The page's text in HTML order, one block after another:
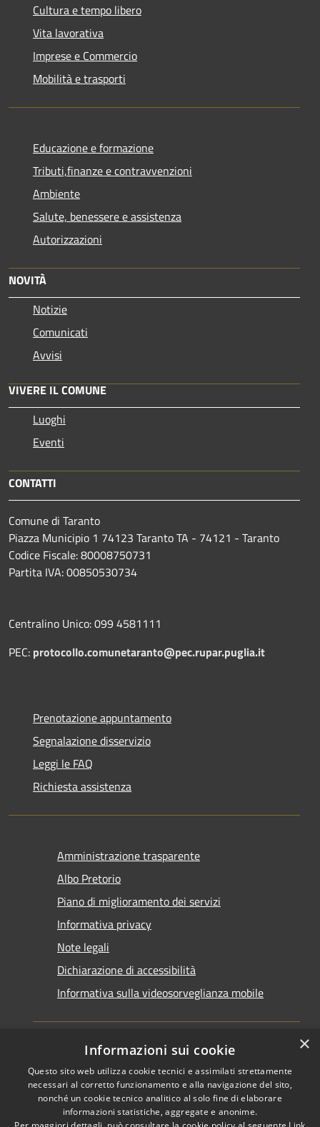
Cultura e tempo libero
Vita lavorativa
Imprese e Commercio
Mobilità e trasporti
Educazione e formazione
Tributi,finanze e contravvenzioni
Ambiente
Salute, benessere e assistenza
Autorizzazioni
NOVITÀ
Notizie
Comunicati
Avvisi
VIVERE IL COMUNE
Luoghi
Eventi
CONTATTI
Comune di Taranto
Piazza Municipio 1 74123 Taranto TA - 74121 - Taranto
Codice Fiscale: 80008750731
Partita IVA: 00850530734
Centralino Unico: 099 4581111
PEC: protocollo.comunetaranto@pec.rupar.puglia.it
Prenotazione appuntamento
Segnalazione disservizio
Leggi le FAQ
Richiesta assistenza
Amministrazione trasparente
Albo Pretorio
Piano di miglioramento dei servizi
Informativa privacy
Note legali
Dichiarazione di accessibilità
Informativa sulla videosorveglianza mobile
RSS
Accessibilità
Copyright © 2026 • Comune di
Taranto • Powered by
Municipium•Accesso
×
Informazioni sui cookie
Questo sito web utilizza cookie tecnici e assimilati strettamente
necessari al corretto funzionamento e alla navigazione del sito,
nonché un cookie tecnico analitico al solo fine di elaborare
informazioni statistiche, aggregate e anonime.